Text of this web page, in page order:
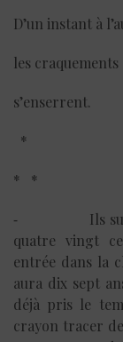
D’un instant à
les craquements
s’enserrent.
*
* *
⁃ Ils
quatre vingt
entrée dans la
aura dix sept
déjà pris le
crayon tracer